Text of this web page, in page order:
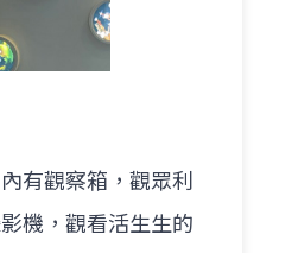
有觀察箱，觀眾利
機，觀看活生生的